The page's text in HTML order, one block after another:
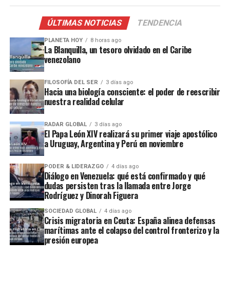
ÚLTIMAS NOTICIAS TENDENCIA
PLANETA HOY 8 horas ago
La Blanquilla, un tesoro olvidado en el Caribe
venezolano
FILOSOFÍA DEL SER 3 días ago
Hacia una biología consciente: el poder de reescribir
nuestra realidad celular
RADAR GLOBAL 3 días ago
El Papa León XIV realizará su primer viaje apostólico
a Uruguay, Argentina y Perú en noviembre
PODER & LIDERAZGO 4 días ago
Diálogo en Venezuela: qué está confirmado y qué
dudas persisten tras la llamada entre Jorge
Rodríguez y Dinorah Figuera
SOCIEDAD GLOBAL 4 días ago
Crisis migratoria en Ceuta: España alinea defensas
marítimas ante el colapso del control fronterizo y la
presión europea